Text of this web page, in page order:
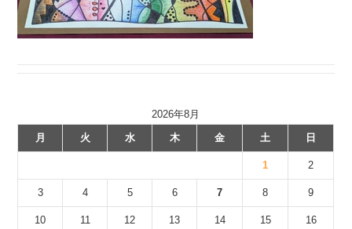
2026年8月
月
火 水 木 金 土 日
1 2
3 4 5 6 7 8 9
10 11 12 13 14 15 16